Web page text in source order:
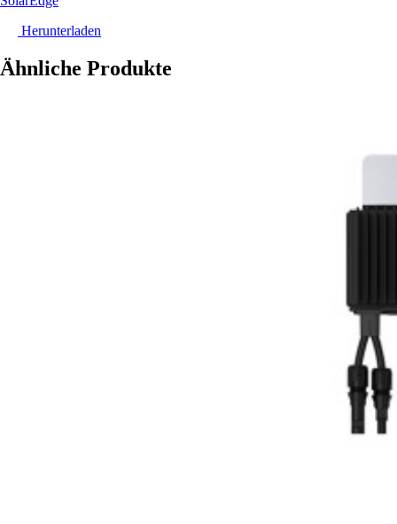
Herunterladen
Ähnliche Produkte